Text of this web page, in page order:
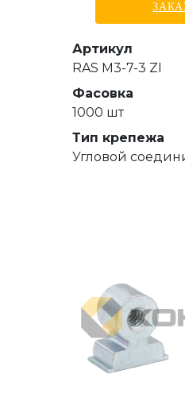
Артикул
RAS M3-7-3 ZI
Фасовка
1000 шт
Тип крепежа
Угловой